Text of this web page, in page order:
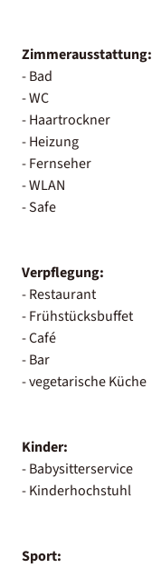
Zimmerausstattung:
- Bad
- WC
- Haartrockner
- Heizung
- Fernseher
- WLAN
- Safe
Verpflegung:
- Restaurant
- Frühstücksbuffet
- Café
- Bar
- vegetarische Küche
Kinder:
- Babysitterservice
- Kinderhochstuhl
Sport: